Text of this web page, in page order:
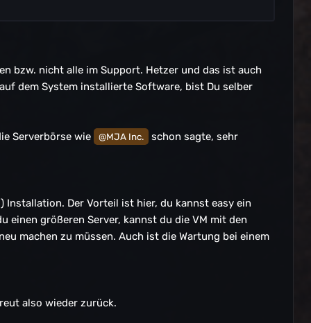
bzw. nicht alle im Support. Hetzer und das ist auch
dem System installierte Software, bist Du selber
Serverbörse wie @MJA Inc. schon sagte, sehr
Installation. Der Vorteil ist hier, du kannst easy ein
einen größeren Server, kannst du die VM mit den
machen zu müssen. Auch ist die Wartung bei einem
also wieder zurück.